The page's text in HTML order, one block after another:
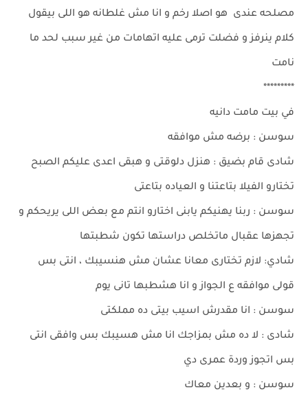
مصلحه عندى هو اصلا رخم و انا مش غلطانه هو اللى بيقول
كلام ينرفز و فضلت ترمى عليه اتهامات من غير سبب لحد ما
نامت
*********
في بيت مامت دانيه
سوسن : برضه مش موافقه
شادى قام بضيق : هنزل دلوقتى و هبقى اعدى عليكم الصبح
تختارو الفيلا بتاعتنا و العياده بتاعتى
سوسن : ربنا يهنيكم يابنى اختارو انتم مع بعض اللى يريحكم و
تجهزها عقبال ماتخلص دراستها تكون شطبتها
شادي: لازم تختارى معانا عشان مش هنسيبك ، انتى بس
قولى موافقه ع الجواز و انا هشطبها تانى يوم
سوسن : انا مقدرش اسيب بيتى ده مملكتى
شادى : لا ده مش بمزاجك انا مش هسيبك بس وافقى انتى
بس اتجوز وردة عمرى دي
سوسن : و بعدين معاك